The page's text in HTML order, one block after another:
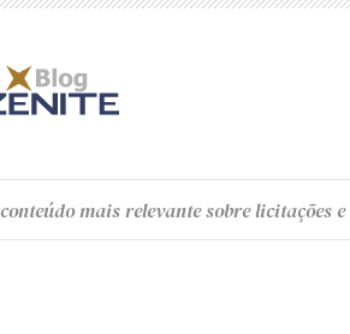
conteúdomais relevante sobre licitações